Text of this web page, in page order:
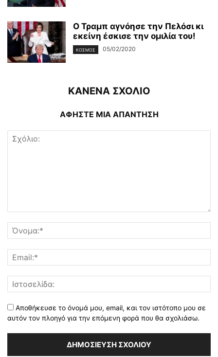
Ο Τραμπ αγνόησε την Πελόσι κι
εκείνη έσκισε την ομιλία του!
ΚΌΣΜΟΣ 05/02/2020
ΚΑΝΕΝΑ ΣΧΟΛΙΟ
ΑΦΗΣΤΕ ΜΙΑ ΑΠΑΝΤΗΣΗ
Αποθήκευσε το όνομά μου, email, και τον ιστότοπο μου σε
αυτόν τον πλοηγό για την επόμενη φορά που θα σχολιάσω.